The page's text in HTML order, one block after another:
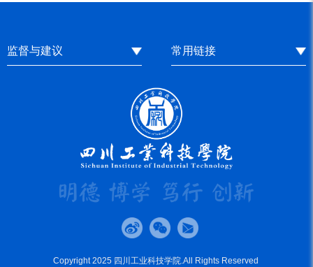
监督与建议 常用链接
Copyright 2025 四川工业科技学院.All Rights Reserved